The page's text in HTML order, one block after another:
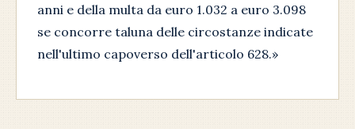
anni e della multa da euro 1.032 a euro 3.098
se concorre taluna delle circostanze indicate
nell'ultimo capoverso dell'articolo 628.»